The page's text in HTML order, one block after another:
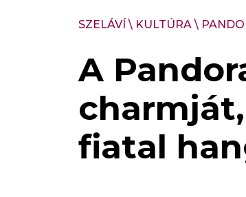
SZELÁVÍ \ KULTÚRA\
A
fiatal